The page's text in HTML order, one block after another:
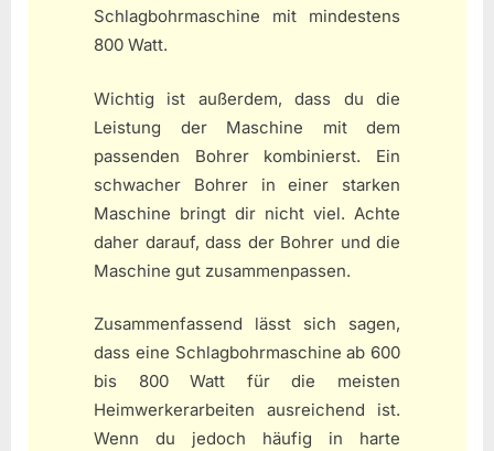
Schlagbohrmaschine mit mindestens
800 Watt.
Wichtig ist außerdem, dass du die
Leistung der Maschine mit dem
passenden Bohrer kombinierst. Ein
schwacher Bohrer in einer starken
Maschine bringt dir nicht viel. Achte
daher darauf, dass der Bohrer und die
Maschine gut zusammenpassen.
Zusammenfassend lässt sich sagen,
dass eine Schlagbohrmaschine ab 600
bis 800 Watt für die meisten
Heimwerkerarbeiten ausreichend ist.
Wenn du jedoch häufig in harte